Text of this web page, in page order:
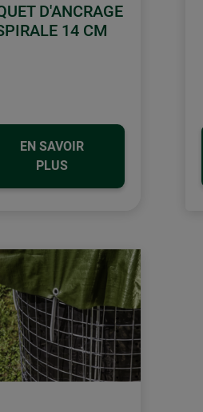
D'ANCRAGE
14 CM
EN SAVOIR
PLUS